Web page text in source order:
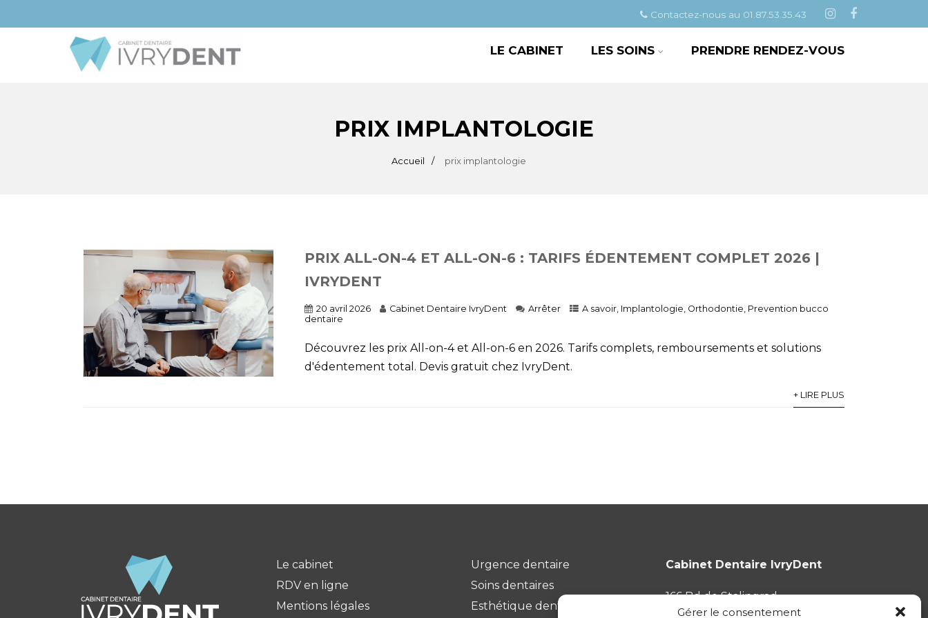
Gérer le consentement
Contactez-nous au 01.87.53.35.43
LE CABINET LES SOINS PRENDRE RENDEZ-VOUS
PRIX IMPLANTOLOGIE
Accueil prix implantologie
PRIX ALL-ON-4 ET ALL-ON-6 : TARIFS ÉDENTEMENT COMPLET 2026 |
IVRYDENT
20 avril 2026 Cabinet Dentaire IvryDent Arrêter A savoir, Implantologie, Orthodontie, Prevention bucco
dentaire
Découvrez les prix All-on-4 et All-on-6 en 2026. Tarifs complets, remboursements et solutions
d'édentement total. Devis gratuit chez IvryDent.
+ LIRE PLUS
Le cabinet
RDV en ligne
Mentions légales
Urgence dentaire
Soins dentaires
Esthétique dentaire
Cabinet Dentaire IvryDent
166 Bd de Stalingrad